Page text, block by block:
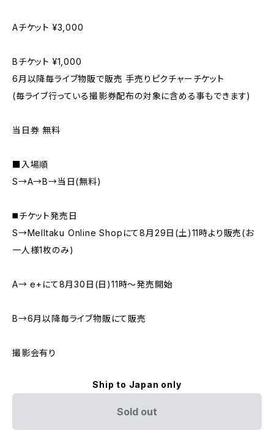
Aチケット ¥3,000
Bチケット ¥1,000
6月以降毎ライブ物販で販売 手売りピクチャーチケット
(毎ライブ行っている撮影券配布の対象に含める事もできます)
当日券 無料
■入場順
S→A→B→当日(無料)
◼️チケット発売日
S→Melltaku Online Shopにて8月29日(土)11時より販売(お
一人様1枚のみ)
A→ e+にて8月30日(日)11時〜発売開始
B→6月以降毎ライブ物販にて販売
撮影会有り
Ship to Japan only
Sold out